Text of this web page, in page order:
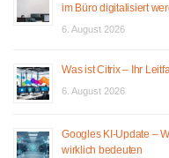
im Büro digitalisiert
6. August 2026
Was ist Citrix – Ihr
6. August 2026
Googles KI-Update –
wirklich bedeuten